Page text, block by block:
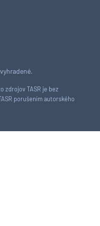
zdrojov TASR je bez
porušením autorského